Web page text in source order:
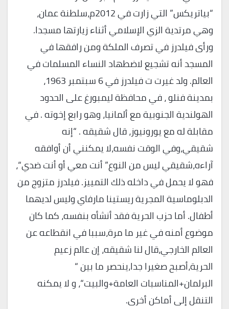
“بياتريكس” التي زارت في 2012م،سلطنة عمان،
وهي مرتدية الزي الإسلامي أثناء زيارتها مسجدا.
ورأى فيلدرز في تصرف الملكة ومن رافقها في
المسجد أنه تشجيع لاضطهاد النساء المسلمات في
العالم. ولد غيرت ت فيلدرز في 6 سبتمبر 1963،
بمدينة فنلو ، في محافظة ليمبورغ على الحدود
الهولندية الجنوبية مع ألمانيا، وهو رابع إخوته . في
مقابلة له مع يورونيوز، قال شقيقه . “إنه
شقيقي،وفي الوقت نفسه،لا يمكنني أن أوافقه
آراءه،شقيقي ليس من النوع” أنت معي أو أنت ضدي“،
فهو لا يحمل في داخله ذلك التمييز. فيلدرز متزوج من
الدبلوماسية المجرية ريستينا مارفاي وليس لديهما
أطفال. أما حزب الحرية فقد أنشأه بنفسه، كما كان
موضوع أمنه في غير ما مرة،سببا في انقطاعه عن
العالم الخارجي،قال لنا شقيقه، إن عالم زعيم
الحرية،أصبح صغيرا جدا،ينحصر ما بين “
البرلمان+المناسبات العامة+والبيت“، و لا يمكنه
التنقل إلى أماكن أخرى.